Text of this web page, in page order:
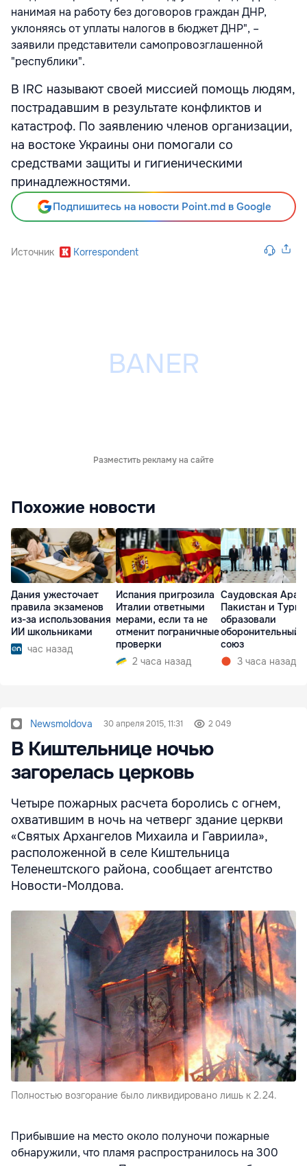
нанимая на работу без договоров граждан ДНР,
уклоняясь от уплаты налогов в бюджет ДНР", –
заявили представители самопровозглашенной
"республики".
В IRC называют своей миссией помощь людям,
пострадавшим в результате конфликтов и
катастроф. По заявлению членов организации,
на востоке Украины они помогали со
средствами защиты и гигиеническими
принадлежностями.
Подпишитесь на новости Point.md в Google
Источник Korrespondent
Разместить рекламу на сайте
Похожие новости
Дания ужесточает
правила экзаменов
из-за использования
ИИ школьниками
час назад
Испания пригрозила
Италии ответными
мерами, если та не
отменит пограничные
проверки
2 часа назад
Саудовская
Пакистан и
образовали
оборонительный
союз
3 часа назад
Newsmoldova 30 апреля 2015, 11:31 2 049
В Киштельнице ночью
загорелась церковь
Четыре пожарных расчета боролись с огнем,
охватившим в ночь на четверг здание церкви
«Святых Архангелов Михаила и Гавриила»,
расположенной в селе Киштельница
Теленештского района, сообщает агентство
Новости-Молдова.
Полностью возгорание было ликвидировано лишь к 2.24.
Прибывшие на место около полуночи пожарные
обнаружили, что пламя распространилось на 300